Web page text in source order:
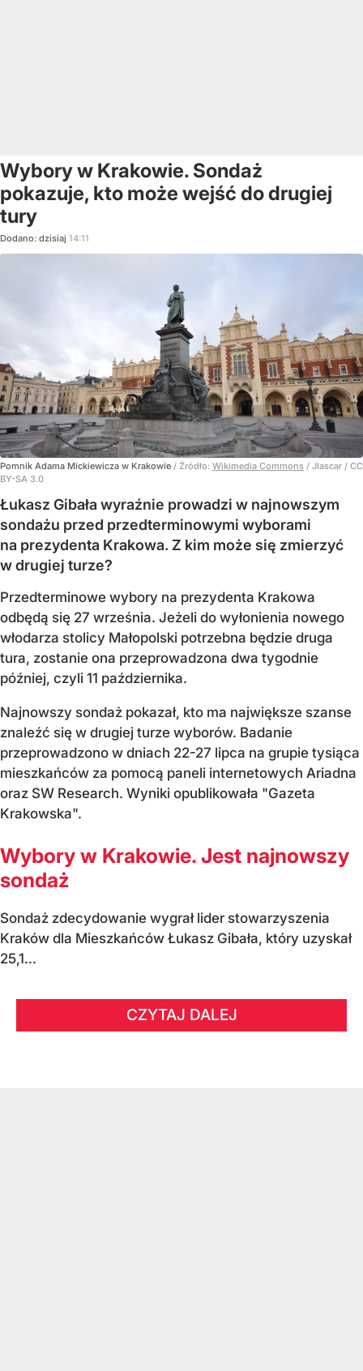
Wybory w Krakowie. Sondaż
pokazuje, kto może wejść do drugiej
tury
Dodano: dzisiaj 14:11
Pomnik Adama Mickiewicza w Krakowie / Źródło: Wikimedia Commons / Jlascar / CC
BY-SA 3.0
Łukasz Gibała wyraźnie prowadzi w najnowszym
sondażu przed przedterminowymi wyborami
na prezydenta Krakowa. Z kim może się zmierzyć
w drugiej turze?
Przedterminowe wybory na prezydenta Krakowa
odbędą się 27 września. Jeżeli do wyłonienia nowego
włodarza stolicy Małopolski potrzebna będzie druga
tura, zostanie ona przeprowadzona dwa tygodnie
później, czyli 11 października.
Najnowszy sondaż pokazał, kto ma największe szanse
znaleźć się w drugiej turze wyborów. Badanie
przeprowadzono w dniach 22-27 lipca na grupie tysiąca
mieszkańców za pomocą paneli internetowych Ariadna
oraz SW Research. Wyniki opublikowała "Gazeta
Krakowska".
Wybory w Krakowie. Jest najnowszy
sondaż
Sondaż zdecydowanie wygrał lider stowarzyszenia
Kraków dla Mieszkańców Łukasz Gibała, który uzyskał
25,1...
CZYTAJ DALEJ